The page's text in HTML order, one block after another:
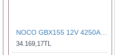
NOCO GBX155 12V 4250Amp Ultrasafe Lityum Akü Takviye + Powerbank + Led Lamba
34.169,17TL